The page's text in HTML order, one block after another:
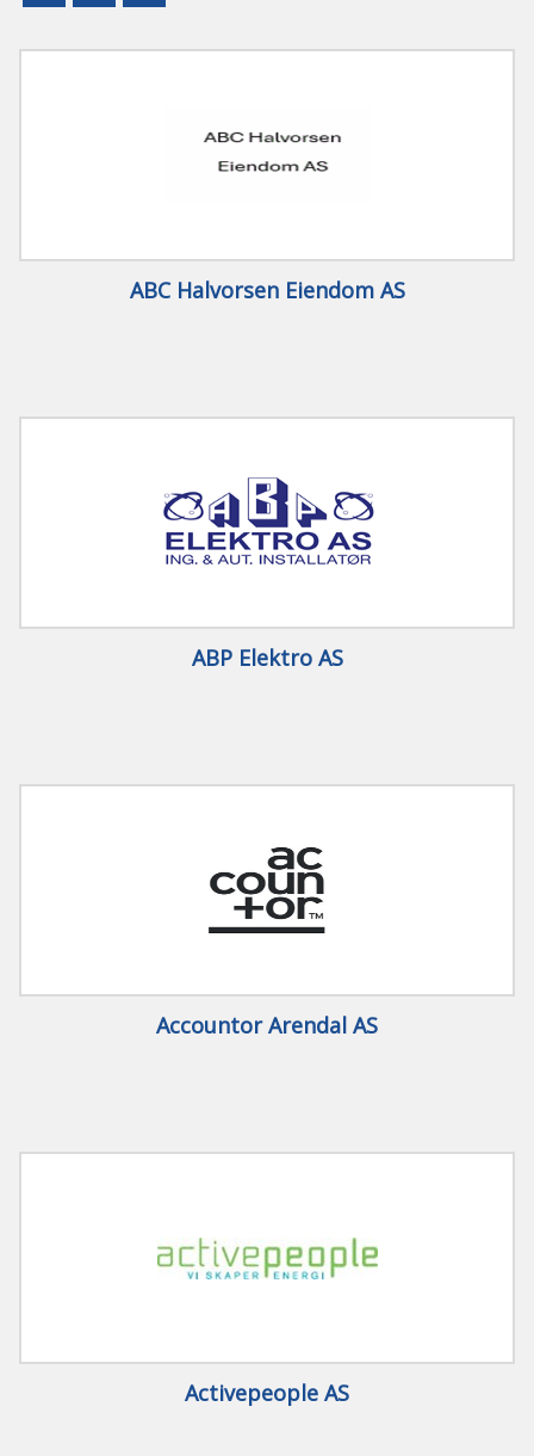
ABC Halvorsen Eiendom AS
ABP Elektro AS
Accountor Arendal AS
Activepeople AS